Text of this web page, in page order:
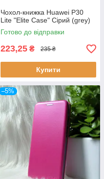
Чохол-книжка Huawei P30
Lite "Elite Case" Сірий (grey)
Готово до відправки
223,25 ₴ 235 ₴
Купити
–5%